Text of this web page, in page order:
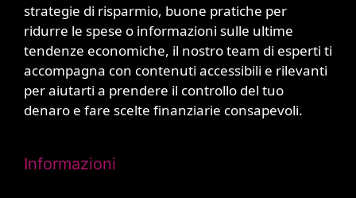
strategie di risparmio, buone pratiche per
ridurre le spese o informazioni sulle ultime
tendenze economiche, il nostro team di esperti ti
accompagna con contenuti accessibili e rilevanti
per aiutarti a prendere il controllo del tuo
denaro e fare scelte finanziarie consapevoli.
Informazioni